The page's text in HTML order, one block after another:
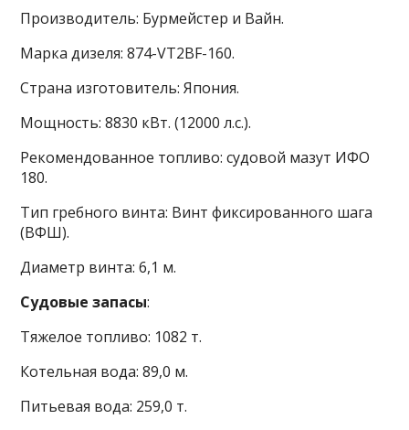
Производитель: Бурмейстер и Вайн.
Марка дизеля: 874-VT2BF-160.
Страна изготовитель: Япония.
Мощность: 8830 кВт. (12000 л.с.).
Рекомендованное топливо: судовой мазут ИФО
180.
Тип гребного винта: Винт фиксированного шага
(ВФШ).
Диаметр винта: 6,1 м.
Судовые запасы:
Тяжелое топливо: 1082 т.
Котельная вода: 89,0 м.
Питьевая вода: 259,0 т.